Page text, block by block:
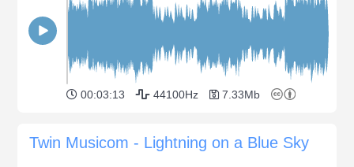
00:03:13 44100Hz 7.33Mb
Twin Musicom - Lightning on a Blue Sky